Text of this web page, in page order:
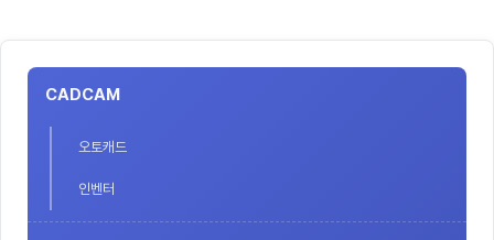
CADCAM
오토캐드
인벤터